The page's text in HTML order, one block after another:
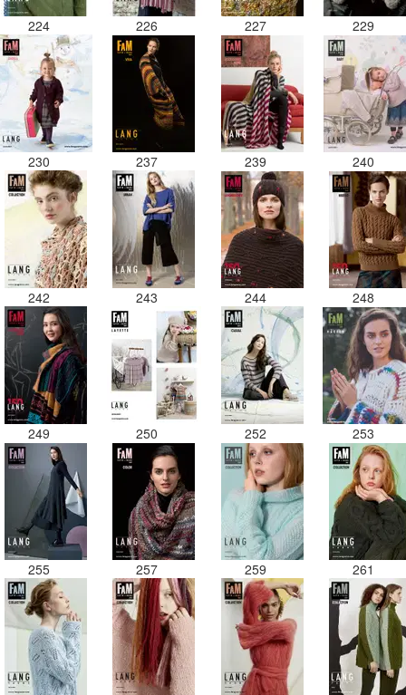
224 226 227 229
230 237 239 240
242 243 244 248
249 250 252 253
255 257 259 261